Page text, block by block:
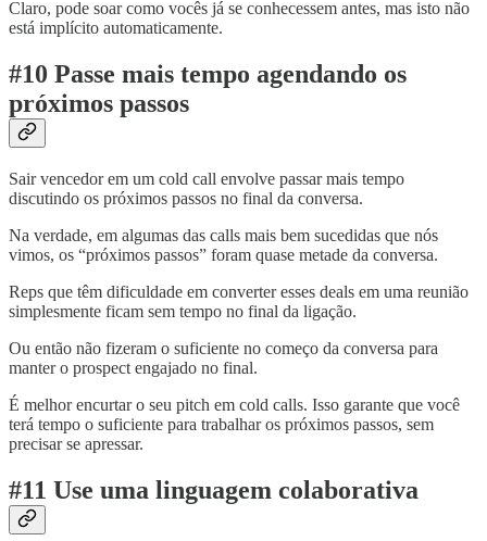
Claro, pode soar como vocês já se conhecessem antes, mas isto não
está implícito automaticamente.
#10 Passe mais tempo agendando os
próximos passos
Sair vencedor em um cold call envolve passar mais tempo
discutindo os próximos passos no final da conversa.
Na verdade, em algumas das calls mais bem sucedidas que nós
vimos, os “próximos passos” foram quase metade da conversa.
Reps que têm dificuldade em converter esses deals em uma reunião
simplesmente ficam sem tempo no final da ligação.
Ou então não fizeram o suficiente no começo da conversa para
manter o prospect engajado no final.
É melhor encurtar o seu pitch em cold calls. Isso garante que você
terá tempo o suficiente para trabalhar os próximos passos, sem
precisar se apressar.
#11 Use uma linguagem colaborativa